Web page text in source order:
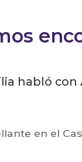
habló con
en el